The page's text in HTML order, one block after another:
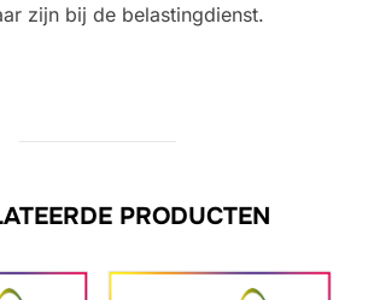
zijn bij de belastingdienst.
PRODUCTEN